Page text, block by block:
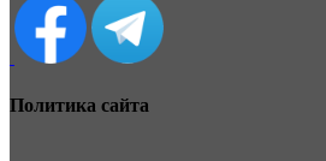
Политика сайта